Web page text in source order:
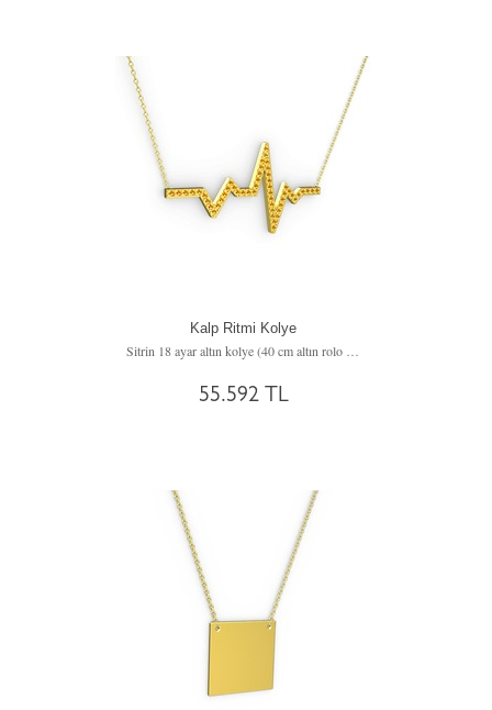
Kalp Ritmi Kolye
55.592 TL